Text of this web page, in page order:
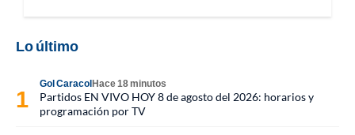
Lo último
Gol CaracolHace 18 minutos
Partidos EN VIVO HOY 8 de agosto del 2026: horarios y
programación por TV